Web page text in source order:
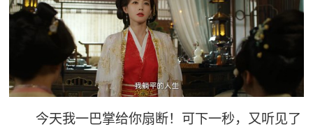
今天我一巴掌给你扇断！可下一秒，又听见了